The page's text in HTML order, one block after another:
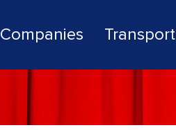
Companies Transport